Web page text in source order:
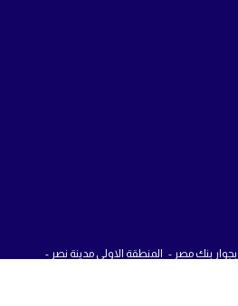
بنك مصر - المنطقة الاولى مدينة نصر -